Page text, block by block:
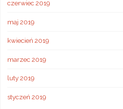
czerwiec 2019
maj 2019
kwiecień 2019
marzec 2019
luty 2019
styczeń 2019